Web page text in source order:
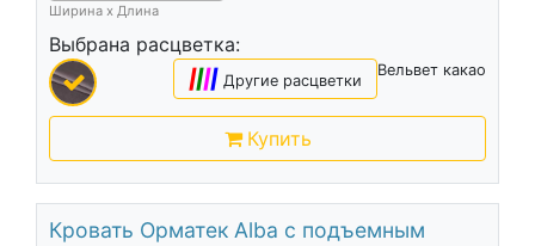
Ширина х Длина
Выбрана расцветка:
Вельвет какао
|||| Другие расцветки
Купить
Кровать Орматек Alba с подъемным